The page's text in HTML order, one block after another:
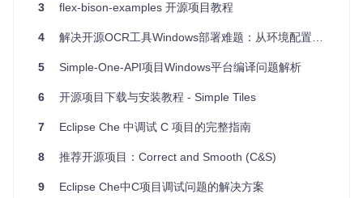
性能负担。
高度兼容：不仅支持C和C++标准，还能处理多种编译器的
成到你的项目中。
持续集成：通过GitHub Actions自动化测试，确保了在Wind
3 flex-bison-examples 开源项目教程
4 解决开源OCR工具Windows部署难题：从环境配置到实战优化
5 Simple-One-API项目Windows平台编译问题解析
6 开源项目下载与安装教程 - Simple Tiles
7 Eclipse Che 中调试 C 项目的完整指南
8 推荐开源项目：Correct and Smooth (C&S)
9 Eclipse Che中C项目调试问题的解决方案